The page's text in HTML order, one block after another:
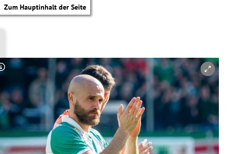
Zum Hauptinhalt der Seite
Copyright-Hinweis öffnen/schließen